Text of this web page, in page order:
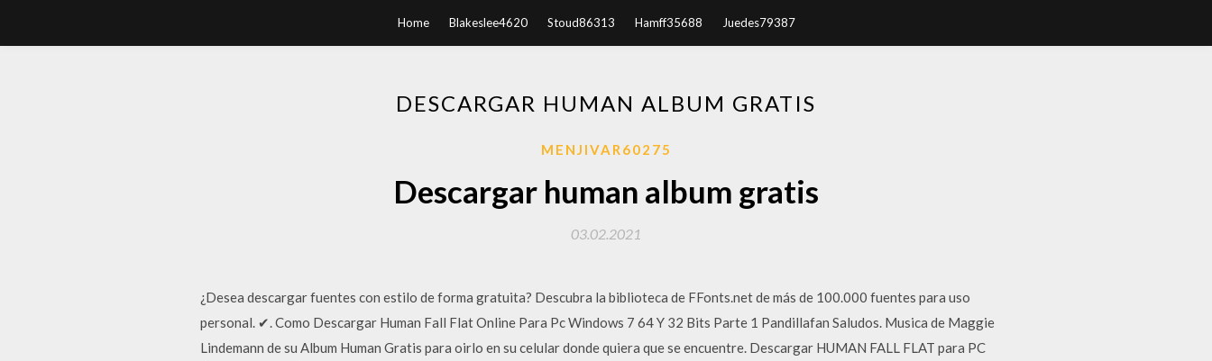
Home Blakeslee4620 Stoud86313 Hamff35688 Juedes79387
DESCARGAR HUMAN ALBUM GRATIS
MENJIVAR60275
Descargar human album gratis
03.02.2021
¿Desea descargar fuentes con estilo de forma gratuita? Descubra la biblioteca de FFonts.net de más de 100.000 fuentes para uso
personal. ✔. Como Descargar Human Fall Flat Online Para Pc Windows 7 64 Y 32 Bits Parte 1 Pandillafan Saludos. Musica de Maggie
Lindemann de su Album Human Gratis para oirlo en su celular donde quiera que se encuentre. Descargar HUMAN FALL FLAT para PC